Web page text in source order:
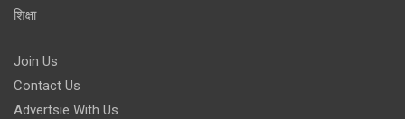
शिक्षा
Join Us
Contact Us
Advertsie With Us